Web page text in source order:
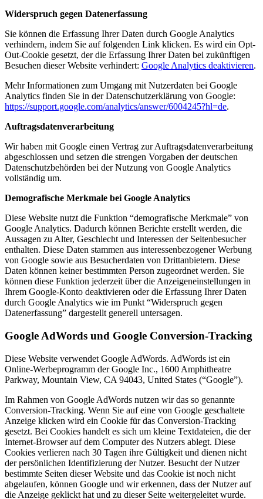
Widerspruch gegen Datenerfassung
Sie können die Erfassung Ihrer Daten durch Google Analytics
verhindern, indem Sie auf folgenden Link klicken. Es wird ein Opt-
Out-Cookie gesetzt, der die Erfassung Ihrer Daten bei zukünftigen
Besuchen dieser Website verhindert: Google Analytics deaktivieren.
Mehr Informationen zum Umgang mit Nutzerdaten bei Google
Analytics finden Sie in der Datenschutzerklärung von Google:
https://support.google.com/analytics/answer/6004245?hl=de.
Auftragsdatenverarbeitung
Wir haben mit Google einen Vertrag zur Auftragsdatenverarbeitung
abgeschlossen und setzen die strengen Vorgaben der deutschen
Datenschutzbehörden bei der Nutzung von Google Analytics
vollständig um.
Demografische Merkmale bei Google Analytics
Diese Website nutzt die Funktion “demografische Merkmale” von
Google Analytics. Dadurch können Berichte erstellt werden, die
Aussagen zu Alter, Geschlecht und Interessen der Seitenbesucher
enthalten. Diese Daten stammen aus interessenbezogener Werbung
von Google sowie aus Besucherdaten von Drittanbietern. Diese
Daten können keiner bestimmten Person zugeordnet werden. Sie
können diese Funktion jederzeit über die Anzeigeneinstellungen in
Ihrem Google-Konto deaktivieren oder die Erfassung Ihrer Daten
durch Google Analytics wie im Punkt “Widerspruch gegen
Datenerfassung” dargestellt generell untersagen.
Google AdWords und Google Conversion-Tracking
Diese Website verwendet Google AdWords. AdWords ist ein
Online-Werbeprogramm der Google Inc., 1600 Amphitheatre
Parkway, Mountain View, CA 94043, United States (“Google”).
Im Rahmen von Google AdWords nutzen wir das so genannte
Conversion-Tracking. Wenn Sie auf eine von Google geschaltete
Anzeige klicken wird ein Cookie für das Conversion-Tracking
gesetzt. Bei Cookies handelt es sich um kleine Textdateien, die der
Internet-Browser auf dem Computer des Nutzers ablegt. Diese
Cookies verlieren nach 30 Tagen ihre Gültigkeit und dienen nicht
der persönlichen Identifizierung der Nutzer. Besucht der Nutzer
bestimmte Seiten dieser Website und das Cookie ist noch nicht
abgelaufen, können Google und wir erkennen, dass der Nutzer auf
die Anzeige geklickt hat und zu dieser Seite weitergeleitet wurde.